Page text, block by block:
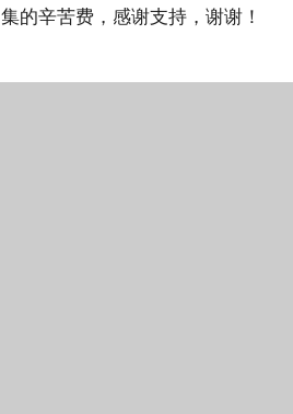
集的辛苦费，感谢支持，谢谢！